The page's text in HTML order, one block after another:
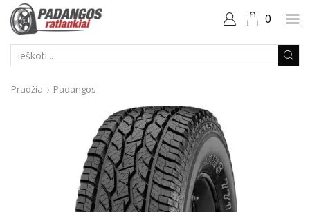
0
Pradžia Padangos